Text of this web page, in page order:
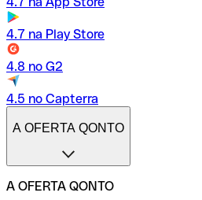
4.7 na Play Store
4.8 no G2
4.5 no Capterra
A OFERTA QONTO
A OFERTA QONTO